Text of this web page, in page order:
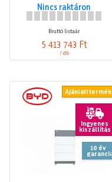
Nincs raktáron
Bruttó listaár
5 413 743 Ft
/ db
Ajánlati termék
Ingyenes
kiszállítás
10 év
garancia